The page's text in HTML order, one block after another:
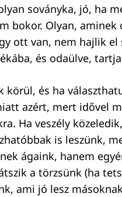
soványka, jó, ha
bokor. Olyan, aminek
ott van, nem hajlik el
és odaülve,
körül, és ha
azért, mert idővel
Ha veszély
is leszünk,
ágaink, hanem
a törzsünk (ha
ami jó lesz